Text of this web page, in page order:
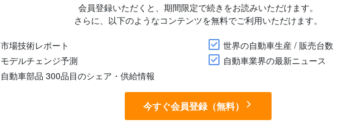
会員登録いただくと、期間限定で続きをお読みいただけます。
さらに、以下のようなコンテンツを無料でご利用いただけます。
市場技術レポート
世界の自動車生産 / 販売台数
モデルチェンジ予測
自動車業界の最新ニュース
自動車部品 300品目のシェア・供給情報
今すぐ会員登録（無料）